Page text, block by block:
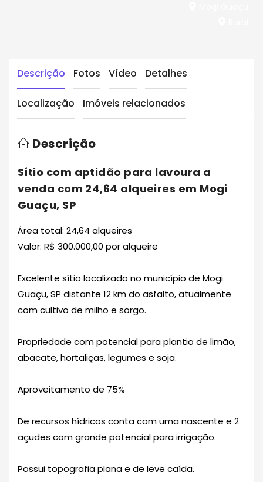
Descrição Fotos Vídeo Detalhes
Localização Imóveis relacionados
Descrição
Sítio com aptidão para lavoura a
venda com 24,64 alqueires em Mogi
Guaçu, SP
Área total: 24,64 alqueires
Valor: R$ 300.000,00 por alqueire
Excelente sítio localizado no município de Mogi
Guaçu, SP distante 12 km do asfalto, atualmente
com cultivo de milho e sorgo.
Propriedade com potencial para plantio de limão,
abacate, hortaliças, legumes e soja.
Aproveitamento de 75%
De recursos hídricos conta com uma nascente e 2
açudes com grande potencial para irrigação.
Possui topografia plana e de leve caída.